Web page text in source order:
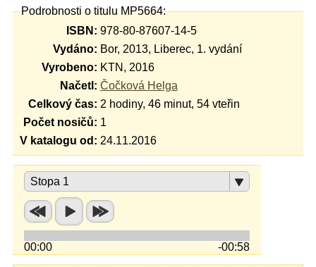
Podrobnosti o titulu MP5664:
ISBN: 978-80-87607-14-5
Vydáno: Bor, 2013, Liberec, 1. vydání
Vyrobeno: KTN, 2016
Načetl: Čočková Helga
Celkový čas: 2 hodiny, 46 minut, 54 vteřin
Počet nosičů: 1
V katalogu od: 24.11.2016
Stopa 1
00:00 -00:58